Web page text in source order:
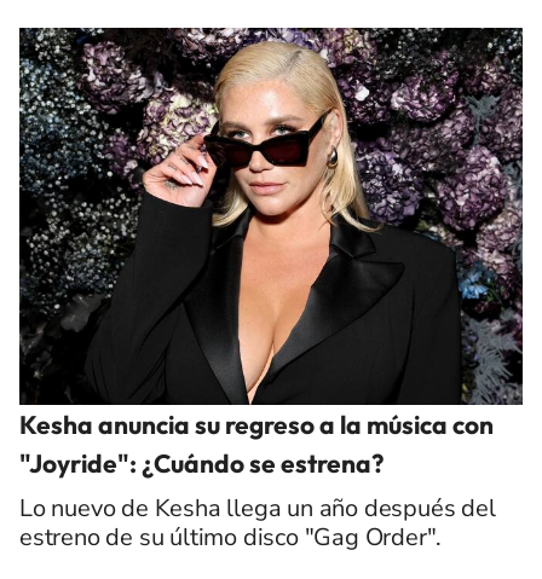
Kesha anuncia su regreso a la música con
"Joyride": ¿Cuándo se estrena?
Lo nuevo de Kesha llega un año después del
estreno de su último disco "Gag Order".